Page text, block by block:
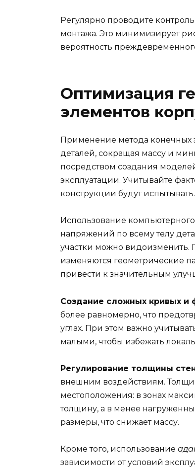
Регулярно проводите контроль
монтажа. Это минимизирует
вероятность
Оптимизация
элементов
Применение метода конечных
деталей, сокращая массу и
посредством создания
эксплуатации. Учитывайте
конструкции будут испытывать.
Использование
напряжений по всему телу
участки можно видоизменить.
изменяются геометрические
привести к значительным
Создание сложных кривых и
более равномерно, что
углах. При этом важно
малыми, чтобы избежать
Регулирование толщины
внешним воздействиям.
местоположения: в зонах
толщину, а в менее
размеры, что снижает массу.
Кроме того, использование
зависимости от условий